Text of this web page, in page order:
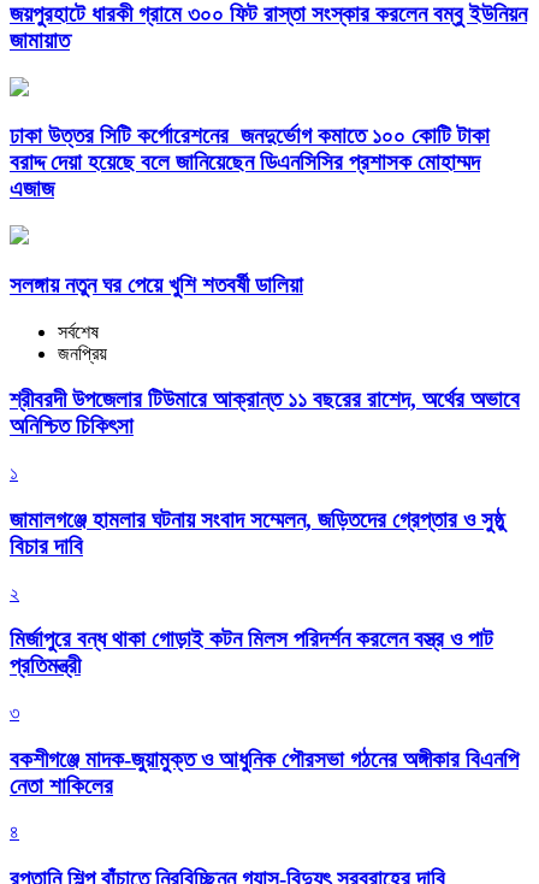
জয়পুরহাটে ধারকী গ্রামে ৩০০ ফিট রাস্তা সংস্কার করলেন বম্বু ইউনিয়ন
জামায়াত
ঢাকা উত্তর সিটি কর্পোরেশনের জনদুর্ভোগ কমাতে ১০০ কোটি টাকা
বরাদ্দ দেয়া হয়েছে বলে জানিয়েছেন ডিএনসিসির প্রশাসক মোহাম্মদ
এজাজ
সলঙ্গায় নতুন ঘর পেয়ে খুশি শতবর্ষী ডালিয়া
সর্বশেষ
জনপ্রিয়
শ্রীবরদী উপজেলার টিউমারে আক্রান্ত ১১ বছরের রাশেদ, অর্থের অভাবে
অনিশ্চিত চিকিৎসা
১
জামালগঞ্জে হামলার ঘটনায় সংবাদ সম্মেলন, জড়িতদের গ্রেপ্তার ও সুষ্ঠু
বিচার দাবি
২
মির্জাপুরে বন্ধ থাকা গোড়াই কটন মিলস পরিদর্শন করলেন বস্ত্র ও পাট
প্রতিমন্ত্রী
৩
বকশীগঞ্জে মাদক-জুয়ামুক্ত ও আধুনিক পৌরসভা গঠনের অঙ্গীকার বিএনপি
নেতা শাকিলের
৪
রপ্তানি শিল্প বাঁচাতে নিরবিচ্ছিন্ন গ্যাস-বিদ্যুৎ সরবরাহের দাবি